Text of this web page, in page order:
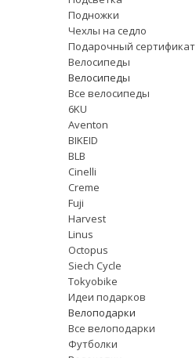
Подножки
Чехлы на седло
Подарочный сертификат
Велосипеды
Велосипеды
Все велосипеды
6KU
Aventon
BIKEID
BLB
Cinelli
Creme
Fuji
Harvest
Linus
Octopus
Siech Cycle
Tokyobike
Идеи подарков
Велоподарки
Все велоподарки
Футболки